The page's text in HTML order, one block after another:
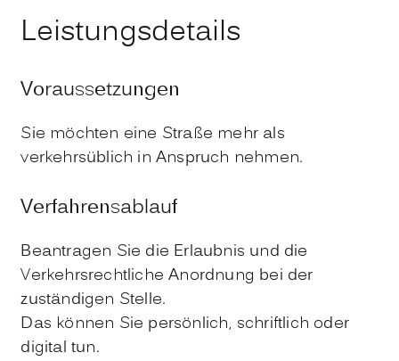
Leistungsdetails
Voraussetzungen
Sie möchten eine Straße mehr als
verkehrsüblich in Anspruch nehmen.
Verfahrensablauf
Beantragen Sie die Erlaubnis und die
Verkehrsrechtliche Anordnung bei der
zuständigen Stelle.
Das können Sie persönlich, schriftlich oder
digital tun.